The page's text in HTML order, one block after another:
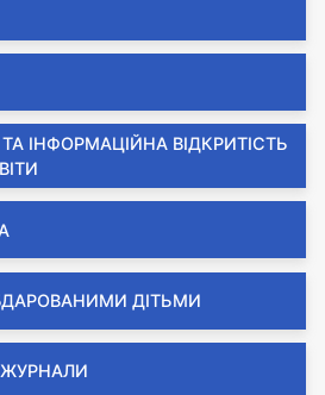
ІНФОРМАЦІЙНА ВІДКРИТІСТЬ
ДІТЬМИ
ЖУРНАЛИ